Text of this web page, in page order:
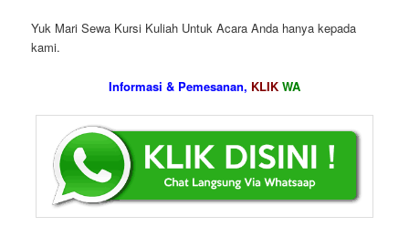
Yuk Mari Sewa Kursi Kuliah Untuk Acara Anda hanya kepada
kami.
Informasi & Pemesanan, KLIK WA